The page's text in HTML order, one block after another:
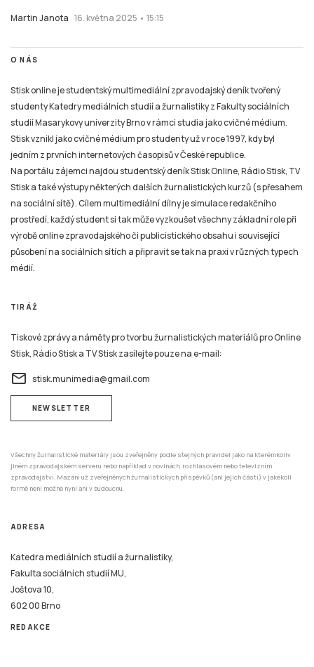
Martin Janota 16. května 2025 • 15:15
O NÁS
Stisk online je studentský multimediální zpravodajský deník tvořený
studenty Katedry mediálních studií a žurnalistiky z Fakulty sociálních
studií Masarykovy univerzity Brno v rámci studia jako cvičné médium.
Stisk vznikl jako cvičné médium pro studenty už v roce 1997, kdy byl
jedním z prvních internetových časopisů v České republice.
Na portálu zájemci najdou studentský deník Stisk Online, Rádio Stisk, TV
Stisk a také výstupy některých dalších žurnalistických kurzů (s přesahem
na sociální sítě). Cílem multimediální dílny je simulace redakčního
prostředí, každý student si tak může vyzkoušet všechny základní role při
výrobě online zpravodajského či publicistického obsahu i související
působení na sociálních sítích a připravit se tak na praxi v různých typech
médií.
TIRÁŽ
Tiskové zprávy a náměty pro tvorbu žurnalistických materiálů pro Online
Stisk, Rádio Stisk a TV Stisk zasílejte pouze na e-mail:
email stisk.munimedia@gmail.com
NEWSLETTER
Všechny žurnalistické materiály jsou zveřejněny podle stejných pravidel jako na kterémkoliv
jiném zpravodajském serveru nebo například v novinách, rozhlasovém nebo televizním
zpravodajství. Mazání už zveřejněných žurnalistických příspěvků (ani jejich částí) v jakékoli
formě není možné nyní ani v budoucnu.
ADRESA
Katedra mediálních studií a žurnalistiky,
Fakulta sociálních studií MU,
Joštova 10,
602 00 Brno
REDAKCE